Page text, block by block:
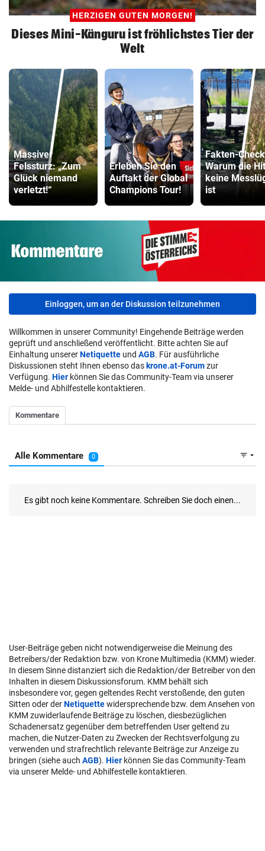
HERZIGEN GUTEN MORGEN!
Dieses Mini-Känguru ist fröhlichstes Tier der
Welt
Massiver
Felssturz: „Zum
Glück niemand
verletzt!“
Erleben Sie den
Auftakt der Global
Champions Tour!
Fakten-
Warum die
keine
ist
Einloggen, um an der Diskussion teilzunehmen
Willkommen in unserer Community! Eingehende Beiträge werden
geprüft und anschließend veröffentlicht. Bitte achten Sie auf
Einhaltung unsererNetiquette und AGB. Für ausführliche
Diskussionen steht Ihnen ebenso das krone.at-Forumzur
Verfügung. Hier können Sie das Community-Team via unserer
Melde- und Abhilfestelle kontaktieren.
User-Beiträge geben nicht notwendigerweise die Meinung des
Betreibers/der Redaktion bzw. von Krone Multimedia (KMM) wieder.
In diesem Sinne distanziert sich die Redaktion/der Betreiber von den
Inhalten in diesem Diskussionsforum. KMM behält sich
insbesondere vor, gegen geltendes Recht verstoßende, den guten
Sitten oder derNetiquettewidersprechende bzw. dem Ansehen von
KMM zuwiderlaufende Beiträge zu löschen, diesbezüglichen
Schadenersatz gegenüber dem betreffenden User geltend zu
machen, die Nutzer-Daten zu Zwecken der Rechtsverfolgung zu
verwenden und strafrechtlich relevante Beiträge zur Anzeige zu
bringen (siehe auch AGB). Hier können Sie das Community-Team
via unserer Melde- und Abhilfestelle kontaktieren.